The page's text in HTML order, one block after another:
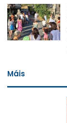
Máis